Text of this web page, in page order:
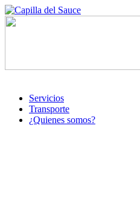
Servicios
Transporte
¿Quienes somos?